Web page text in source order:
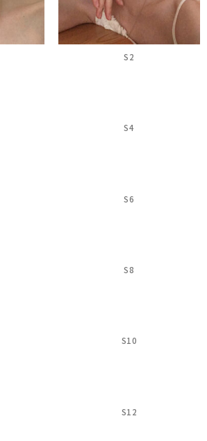
S2
S4
S6
S8
S10
S12